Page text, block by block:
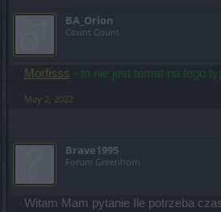
BA_Orion
Count Count
Morfisss - to nie jest temat na tego
May 2, 2022
Brave1995
Forum Greenhorn
Witam Mam pytanie Ile potrzeba